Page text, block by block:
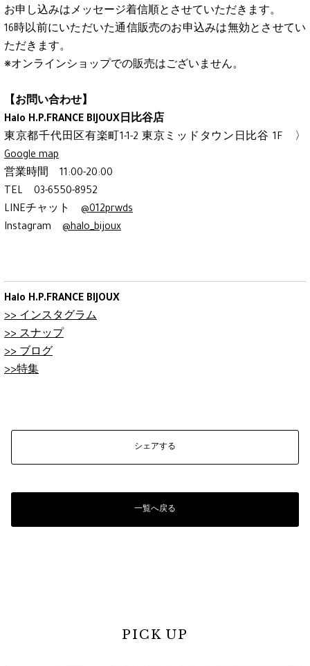
お申し込みはメッセージ着信順とさせていただきます。
16時以前にいただいた通信販売のお申込みは無効とさせてい
ただきます。
※オンラインショップでの販売はございません。
【お問い合わせ】
Halo H.P.FRANCE BIJOUX日比谷店
東京都千代田区有楽町1-1-2 東京ミッドタウン日比谷 1F 〉
Google map
営業時間 11:00-20:00
TEL 03-6550-8952
LINEチャット @012prwds
Instagram @halo_bijoux
Halo H.P.FRANCE BIJOUX
>> インスタグラム
>> スナップ
>> ブログ
>>特集
シェアする
一覧へ戻る
PICK UP